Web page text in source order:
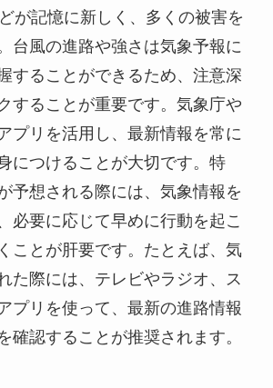
が記憶に新しく、多くの被害を
台風の進路や強さは気象予報に
することができるため、注意深
することが重要です。気象庁や
プリを活用し、最新情報を常に
につけることが大切です。特
予想される際には、気象情報を
必要に応じて早めに行動を起こ
ことが肝要です。たとえば、気
た際には、テレビやラジオ、ス
プリを使って、最新の進路情報
確認することが推奨されます。